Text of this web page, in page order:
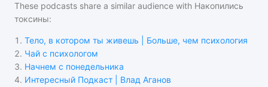
These podcasts share a similar audience with Накопились
токсины:
1 . Тело, в котором ты живешь | Больше, чем психология
2. Чай с психологом
3. Начнем с понедельника
4. Интересный Подкаст | Влад Аганов